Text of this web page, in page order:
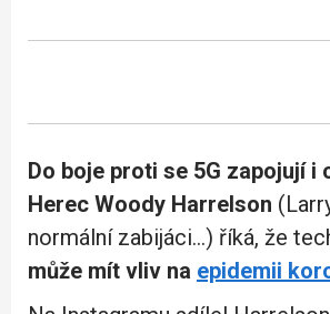
Do boje proti se 5G zapojují i
Herec Woody Harrelson
normální zabijáci…) říká, že
může mít vliv na epidemii